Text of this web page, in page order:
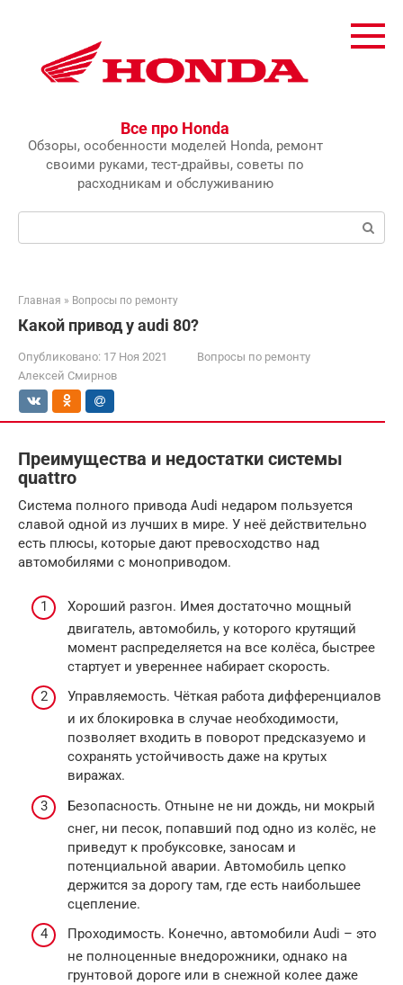
Все про Honda
Обзоры, особенности моделей Honda, ремонт
своими руками, тест-драйвы, советы по
расходникам и обслуживанию
Главная » Вопросы по ремонту
Какой привод у audi 80?
Опубликовано: 17 Ноя 2021
Вопросы по ремонту
Алексей Смирнов
Преимущества и недостатки системы
quattro
Система полного привода Audi недаром пользуется
славой одной из лучших в мире. У неё действительно
есть плюсы, которые дают превосходство над
автомобилями с моноприводом.
Хороший разгон. Имея достаточно мощный
двигатель, автомобиль, у которого крутящий
момент распределяется на все колёса, быстрее
стартует и увереннее набирает скорость.
Управляемость. Чёткая работа дифференциалов
и их блокировка в случае необходимости,
позволяет входить в поворот предсказуемо и
сохранять устойчивость даже на крутых
виражах.
Безопасность. Отныне не ни дождь, ни мокрый
снег, ни песок, попавший под одно из колёс, не
приведут к пробуксовке, заносам и
потенциальной аварии. Автомобиль цепко
держится за дорогу там, где есть наибольшее
сцепление.
Проходимость. Конечно, автомобили Audi – это
не полноценные внедорожники, однако на
грунтовой дороге или в снежной колее даже